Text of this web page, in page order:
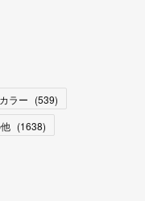
カラー (539)
(1638)